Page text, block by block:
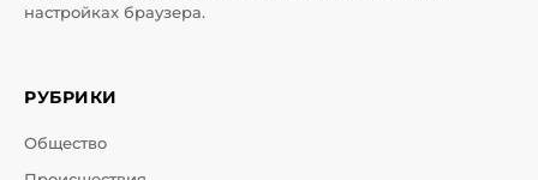
настройках браузера.
РУБРИКИ
Общество